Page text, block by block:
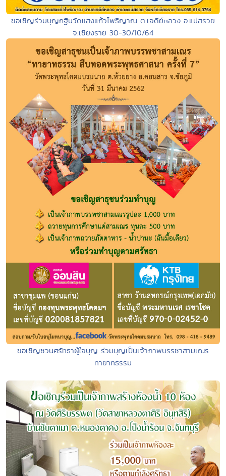
ขอเชิญร่วมบุญกฐินวัดแสงแก้วโพธิญาณ ต.เจดีย์หลวง อ.แม่สรวย
จ.เชียงราย 30-30/10/64
ขอเชิญชวนศรัทธาผู้ใจบุญ ร่วมบุญเป็นเจ้าภาพบรรชาสามเณร
ทายาทธรรม